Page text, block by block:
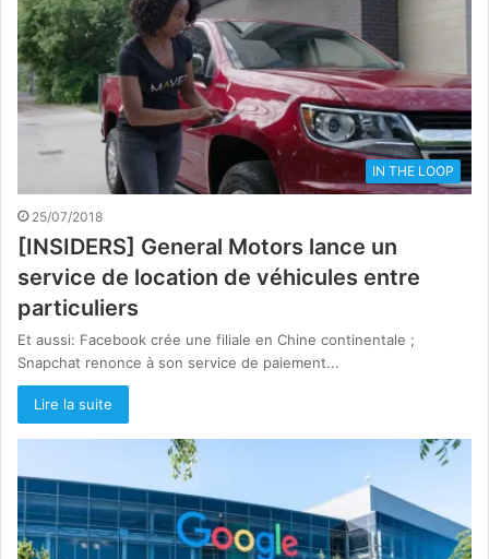
IN THE LOOP
25/07/2018
[INSIDERS] General Motors lance un
service de location de véhicules entre
particuliers
Et aussi: Facebook crée une filiale en Chine continentale ;
Snapchat renonce à son service de paiement...
Lire la suite